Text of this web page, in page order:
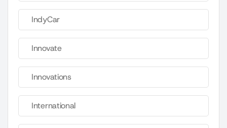
IndyCar
Innovate
Innovations
International